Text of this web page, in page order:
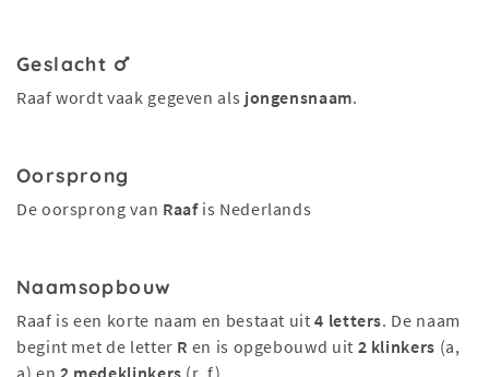
Geslacht
Raaf wordt vaak gegeven als jongensnaam.
Oorsprong
De oorsprong van Raafis Nederlands
Naamsopbouw
Raaf is een korte naam en bestaat uit4 letters. De naam
begint met de letter R en is opgebouwd uit 2 klinkers (a,
a) en 2 medeklinkers (r, f).